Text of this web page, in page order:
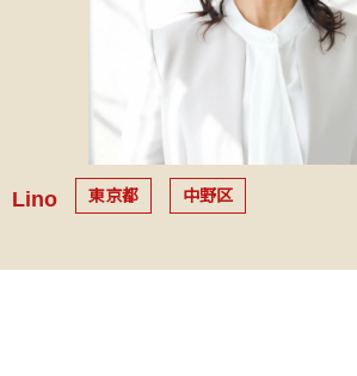
Lino 東京都 中野区